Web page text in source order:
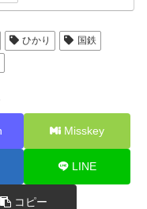
ひかり
国鉄
Misskey
LINE
コピー